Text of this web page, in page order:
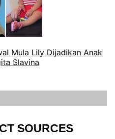
Mula Lily Dijadikan Anak
Slavina
SOURCES